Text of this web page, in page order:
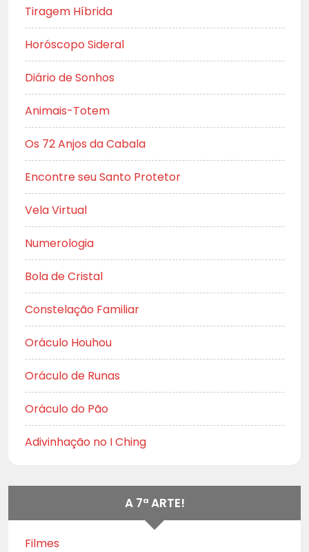
Tiragem Híbrida
Horóscopo Sideral
Diário de Sonhos
Animais-Totem
Os 72 Anjos da Cabala
Encontre seu Santo Protetor
Vela Virtual
Numerologia
Bola de Cristal
Constelação Familiar
Oráculo Houhou
Oráculo de Runas
Oráculo do Pão
Adivinhação no I Ching
A 7ª ARTE!
Filmes